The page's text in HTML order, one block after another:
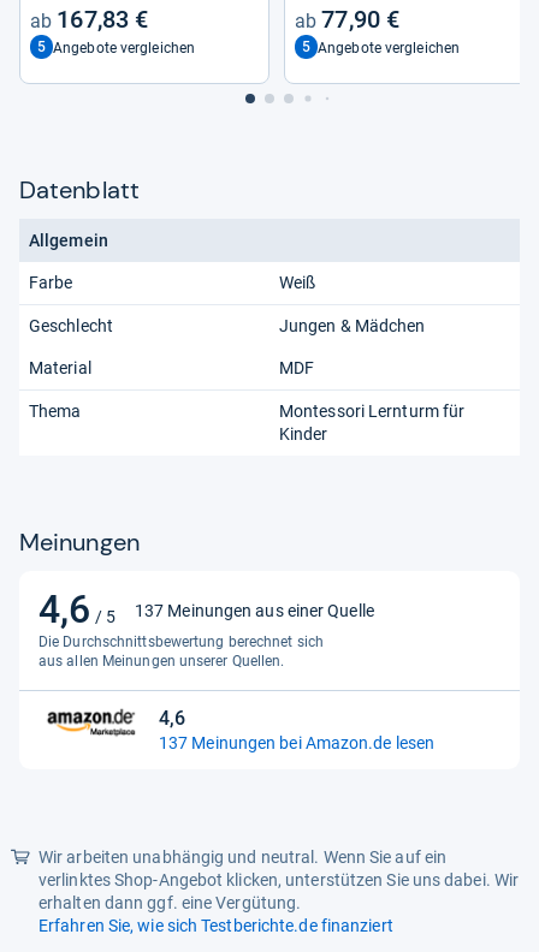
167,83 €
5 Angebote vergleichen
77,90 €
5 Angebote vergleichen
Datenblatt
Allgemein
Farbe Weiß
Geschlecht Jungen & Mädchen
Material MDF
Thema
Montessori Lernturm für
Kinder
Meinungen
4,6 / 5
4,6
von
5
Sternen
137 Meinungen aus einer Quelle
Die Durchschnittsbewertung berechnet sich
aus allen Meinungen unserer Quellen.
4,6
4,6
von
137 Meinungen bei Amazon.de lesen
Wir arbeiten unabhängig und neutral. Wenn Sie auf ein
verlinktes Shop-Angebot klicken, unterstützen Sie uns dabei. Wir
erhalten dann ggf. eine Vergütung.
Erfahren Sie, wie sich Testberichte.de finanziert